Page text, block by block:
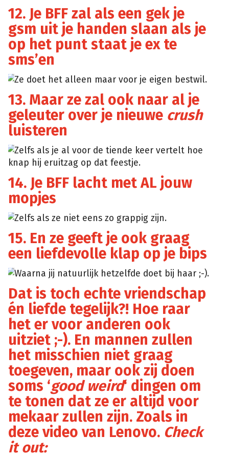
12. Je BFF zal als een gek je
gsm uit je handen slaan als je
op het punt staat je ex te
sms’en
Pinterest
Ze doet het alleen maar voor je eigen bestwil.
13. Maar ze zal ook naar al je
geleuter over je nieuwe crush
luisteren
Giphy
Zelfs als je al voor de tiende keer vertelt hoe
knap hij eruitzag op dat feestje.
14. Je BFF lacht met AL jouw
mopjes
Giphy
Zelfs als ze niet eens zo grappig zijn.
15. En ze geeft je ook graag
een liefdevolle klap op je bips
Tumblr
Waarna jij natuurlijk hetzelfde doet bij haar ;-).
Dat is toch echte vriendschap
én liefde tegelijk?! Hoe raar
het er voor anderen ook
uitziet ;-). En mannen zullen
het misschien niet graag
toegeven, maar ook zij doen
soms ‘good weird‘ dingen om
te tonen dat ze er altijd voor
mekaar zullen zijn. Zoals in
deze video van Lenovo. Check
it out: